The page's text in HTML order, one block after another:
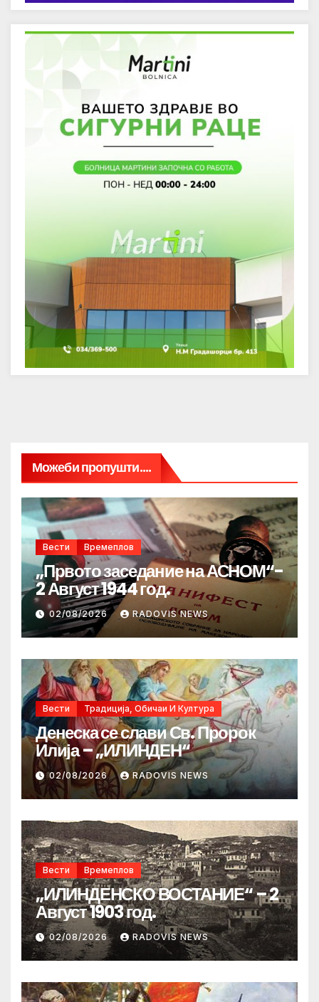
Можеби пропушти....
Вести Времеплов
„Првото заседание на АСНОМ“-
2 Август 1944 год.
02/08/2026 RADOVIS NEWS
Вести Традиција, Обичаи И Култура
Денеска се слави Св. Пророк
Илија – „ИЛИНДЕН“
02/08/2026 RADOVIS NEWS
Вести Времеплов
„ИЛИНДЕНСКО ВОСТАНИЕ“ – 2
Август 1903 год.
02/08/2026 RADOVIS NEWS